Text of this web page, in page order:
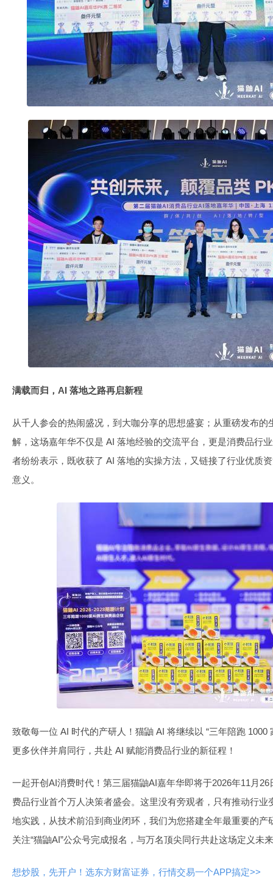
满载而归，AI 落地之路再启新程
从千人参会的热闹盛况，到大咖分享的思想盛宴；从重磅发布
解，这场嘉年华不仅是 AI 落地经验的交流平台，更是消费品行
者纷纷表示，既收获了 AI 落地的实操方法，又链接了行业优质
意义。
致敬每一位 AI 时代的产研人！猫鼬 AI 将继续以 “三年陪跑 1000
更多伙伴并肩同行，共赴 AI 赋能消费品行业的新征程！
一起开创AI消费时代！第三届猫鼬AI嘉年华即将于2026年11月
费品行业首个万人决策者盛会。这里没有旁观者，只有推动行
地实践，从技术前沿到商业闭环，我们为您搭建全年最重要的
关注“猫鼬AI”公众号完成报名，与万名顶尖同行共赴这场定义未
想炒股，先开户！选东方财富证券，行情交易一个APP搞定>>